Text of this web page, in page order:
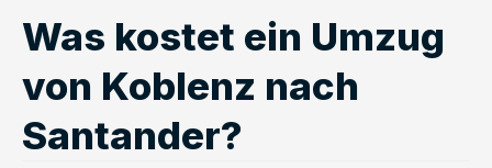
Was kostet ein Umzug
von Koblenz nach
Santander?